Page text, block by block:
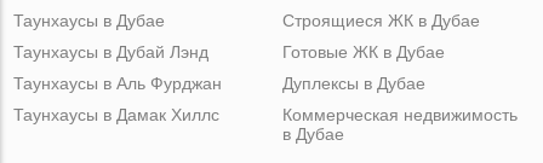
Таунхаусы в Дубае
Таунхаусы в Дубай Лэнд
Таунхаусы в Аль Фурджан
Таунхаусы в Дамак Хиллс
Строящиеся ЖК в Дубае
Готовые ЖК в Дубае
Дуплексы в Дубае
Коммерческая недвижимость
в Дубае